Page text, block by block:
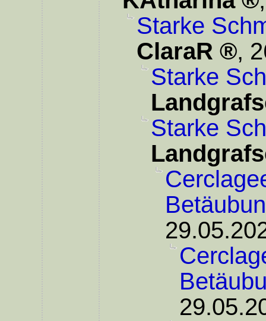
Starke
ClaraR
,
Starke
Starke